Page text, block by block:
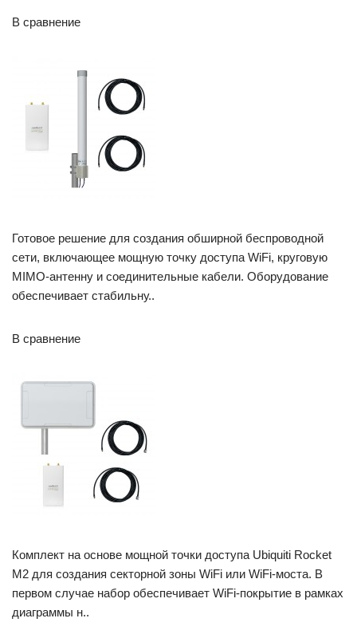
В сравнение
Готовое решение для создания обширной беспроводной
сети, включающее мощную точку доступа WiFi, круговую
MIMO-антенну и соединительные кабели. Оборудование
обеспечивает стабильну..
В сравнение
Комплект на основе мощной точки доступа Ubiquiti Rocket
M2 для создания секторной зоны WiFi или WiFi-моста. В
первом случае набор обеспечивает WiFi-покрытие в рамках
диаграммы н..